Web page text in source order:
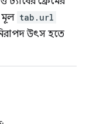
মূল tab.url
উৎস হতে